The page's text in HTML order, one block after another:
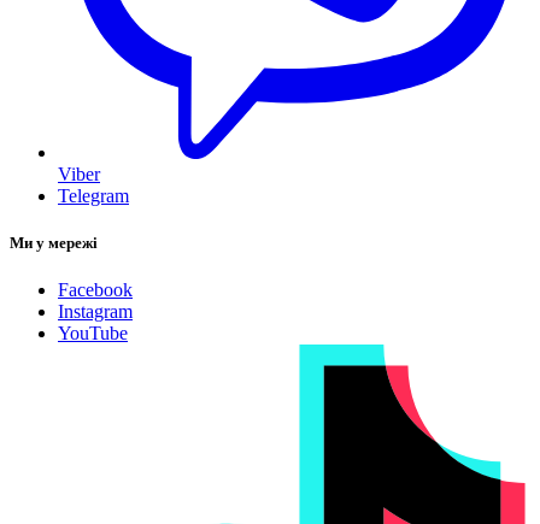
Viber
Telegram
Ми у мережі
Facebook
Instagram
YouTube